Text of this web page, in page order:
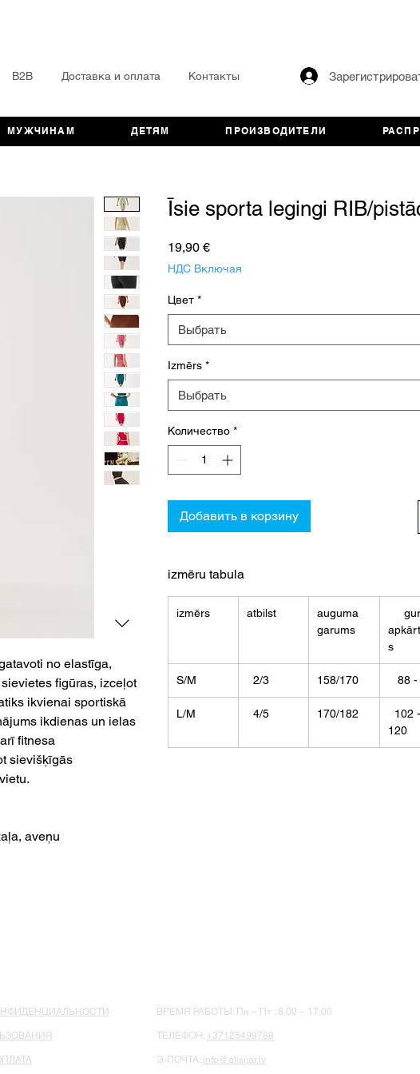
B2B Доставка и оплата Контакты
МУЖЧИНАМ ДЕТЯМ ПРОИЗВОДИТЕЛИ
no elastīga,
figūras, izceļot
ikvienai sportiskā
ikdienas un ielas
fitnesa
sievišķīgās
aveņu
Īsie sporta legingi RIB/
19,90 €Цена
НДС Включая
Цвет *
Выбрать
Izmērs *
Выбрать
Количество *
Добавить в корзину
izmēru tabula
izmērs atbilst
auguma
garums
s
S/M 2/3 158/170 88 -
L/M 4/5 170/182
102 -
120
ВРЕМЯ РАБОТЫ: Пн – Пт : 8.00 – 17.00
ТЕЛЕФОН: +37125499788
Э-ПОЧТА: info@alisijar.lv